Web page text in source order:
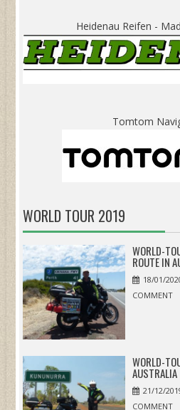
Heidenau Reifen -
Tomtom
WORLD TOUR 2019
WORLD-
ROUTE IN
18/01/
COMMENT
WORLD-
AUSTRALIA
21/12/
COMMENT